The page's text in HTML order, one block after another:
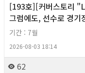
[193호][커버스토리
그럼에도, 선수로 경기
기간 : 7월
2026-08-03 18:14
62